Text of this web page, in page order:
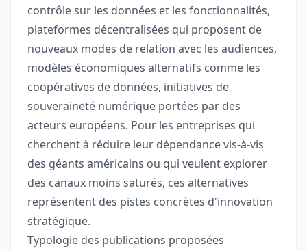
contrôle sur les données et les fonctionnalités,
plateformes décentralisées qui proposent de
nouveaux modes de relation avec les audiences,
modèles économiques alternatifs comme les
coopératives de données, initiatives de
souveraineté numérique portées par des
acteurs européens. Pour les entreprises qui
cherchent à réduire leur dépendance vis-à-vis
des géants américains ou qui veulent explorer
des canaux moins saturés, ces alternatives
représentent des pistes concrètes d'innovation
stratégique.
Typologie des publications proposées